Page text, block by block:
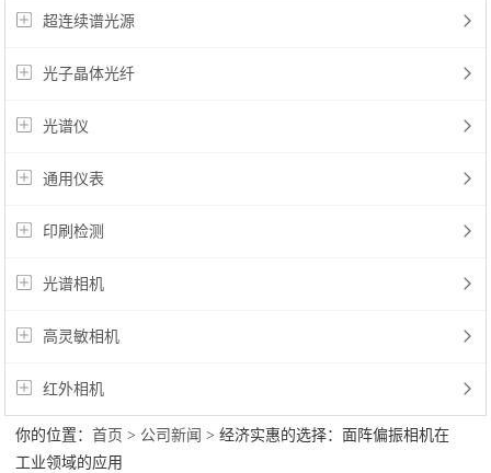
超连续谱光源
光子晶体光纤
光谱仪
通用仪表
印刷检测
光谱相机
高灵敏相机
红外相机
你的位置：首页 > 公司新闻 > 经济实惠的选择：面阵偏振相机在
工业领域的应用